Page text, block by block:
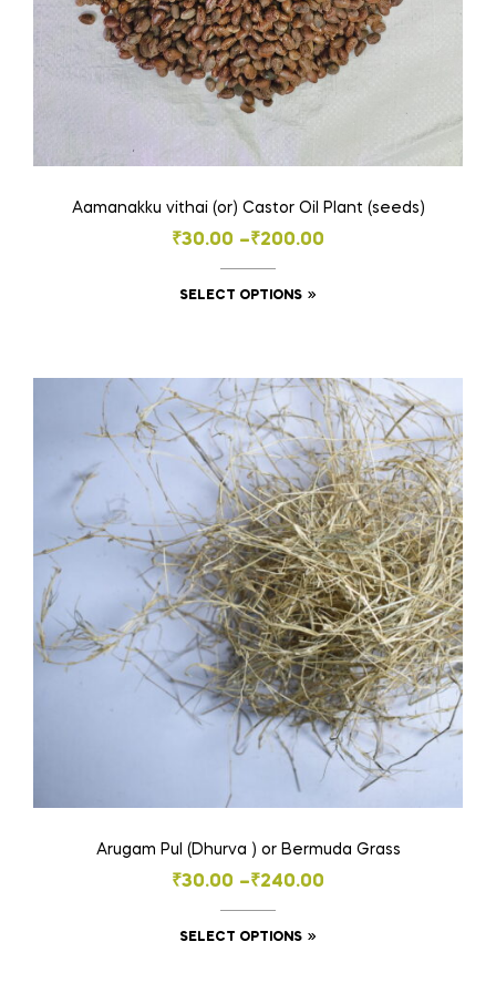
Aamanakku vithai (or) Castor Oil Plant (seeds)
₹30.00 –₹200.00
Price
range:
₹30.00
SELECT OPTIONS
multiple
variants.
The
options
may
be
chosen
on
the
product
page
Arugam Pul (Dhurva ) or Bermuda Grass
₹30.00 –₹240.00
Price
range:
₹30.00
SELECT OPTIONS